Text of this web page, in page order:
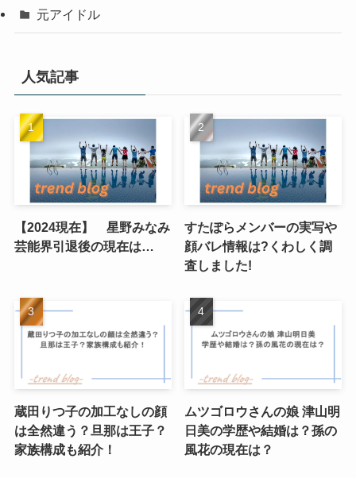
元アイドル
人気記事
【2024現在】 星野みなみ
芸能界引退後の現在は…
すたぽらメンバーの実写や
顔バレ情報は?くわしく調
査しました!
蔵田りつ子の加工なしの顔
は全然違う？旦那は王子？
家族構成も紹介！
ムツゴロウさんの娘 津山明
日美の学歴や結婚は？孫の
風花の現在は？